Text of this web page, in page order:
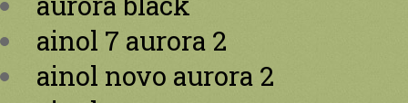
ainol 7 aurora 2
ainol novo aurora 2